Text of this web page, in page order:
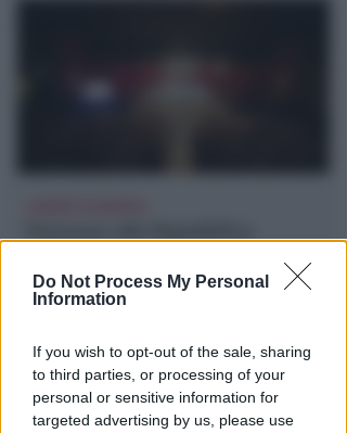
Do Not Process My Personal
Information
If you wish to opt-out of the sale, sharing
to third parties, or processing of your
personal or sensitive information for
targeted advertising by us, please use
promesse?